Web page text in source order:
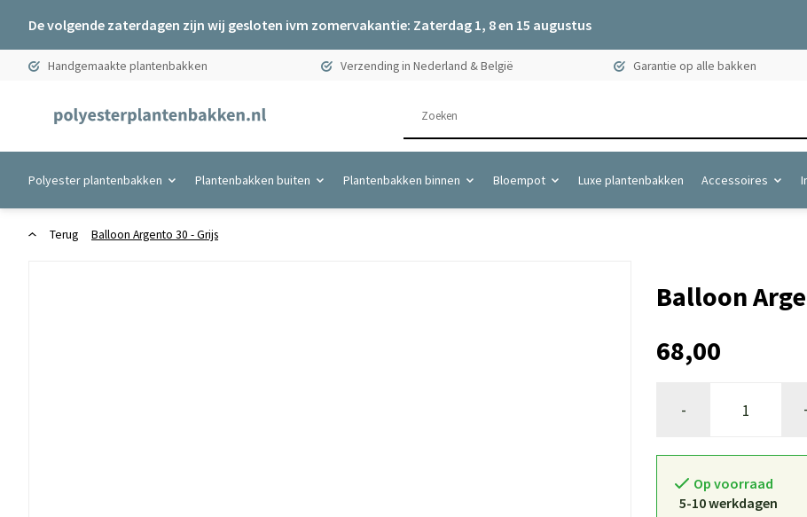
De volgende zaterdagen zijn wij gesloten ivm zomervakantie: Zaterdag 1, 8 en 15 augustus
Handgemaakte plantenbakken Verzending in Nederland & België Garantie op alle bakken
Polyester plantenbakken Plantenbakken buiten Plantenbakken binnen Bloempot Luxe plantenbakken Accessoires
Terug Balloon Argento 30 - Grijs
Balloon
68,00
-
Op voorraad
5-10 werkdagen